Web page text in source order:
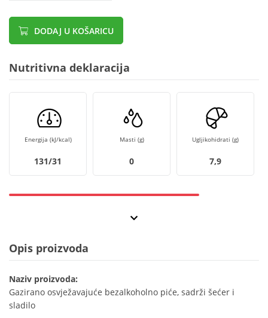
DODAJ U KOŠARICU
Nutritivna deklaracija
Energija (kJ/kcal)
131/31
Masti (g)
0
Ugljikohidrati (g)
7,9
Opis proizvoda
Naziv proizvoda:
Gazirano osvježavajuće bezalkoholno piće, sadrži šećer i
sladilo